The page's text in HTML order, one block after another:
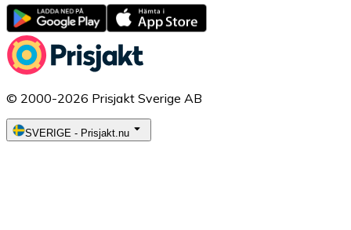
© 2000-2026 Prisjakt Sverige AB
SVERIGE - Prisjakt.nu